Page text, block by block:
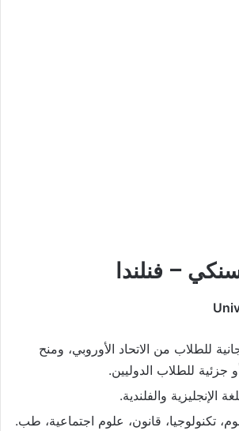
للطلاب من الاتحاد الأوروبي، ومنح
جزئية للطلاب الدوليين.
الإنجليزية والفلندية.
تكنولوجيا، قانون، علوم اجتماعية، طب.